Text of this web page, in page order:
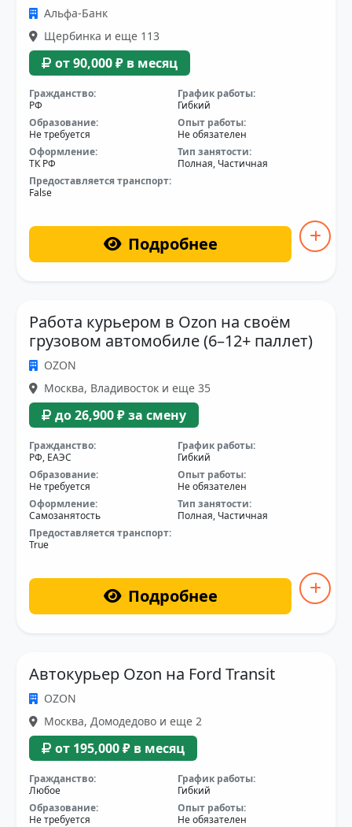
Альфа-Банк
Щербинка и еще 113
от 90,000 ₽ в месяц
Гражданство:
РФ
График работы:
Гибкий
Образование:
Не требуется
Опыт работы:
Не обязателен
Оформление:
ТК РФ
Тип занятости:
Полная, Частичная
Предоставляется транспорт:
False
Подробнее
Работа курьером в Ozon на своём
грузовом автомобиле (6–12+ паллет)
OZON
Москва, Владивосток и еще 35
до 26,900 ₽ за смену
Гражданство:
РФ, ЕАЭС
График работы:
Гибкий
Образование:
Не требуется
Опыт работы:
Не обязателен
Оформление:
Самозанятость
Тип занятости:
Полная, Частичная
Предоставляется транспорт:
True
Подробнее
Автокурьер Ozon на Ford Transit
OZON
Москва, Домодедово и еще 2
от 195,000 ₽ в месяц
Гражданство:
Любое
График работы:
Гибкий
Образование:
Не требуется
Опыт работы:
Не обязателен